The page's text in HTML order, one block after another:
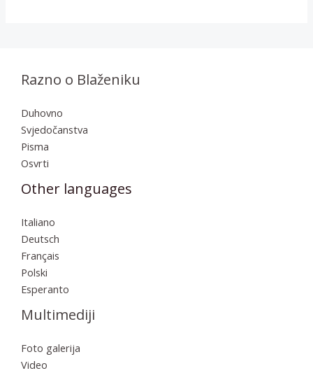
Razno o Blaženiku
Duhovno
Svjedočanstva
Pisma
Osvrti
Other languages
Italiano
Deutsch
Français
Polski
Esperanto
Multimediji
Foto galerija
Video